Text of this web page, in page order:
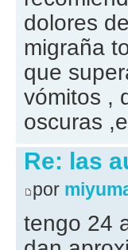
dolores
migraña
que
vómitos ,
oscuras
Re: las
por
tengo 24